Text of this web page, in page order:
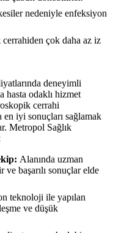
nedeniyle enfeksiyon
cerrahiden çok daha az iz
deneyimli
hasta odaklı hizmet
cerrahi
en iyi sonuçları sağlamak
Metropol Sağlık
Alanında uzman
ve başarılı sonuçlar elde
teknoloji ile yapılan
ve düşük